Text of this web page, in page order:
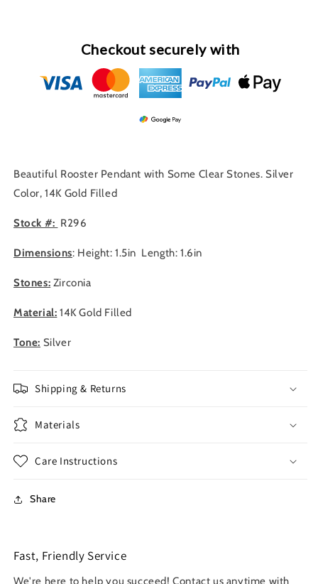
Checkout securely with
Beautiful Rooster Pendant with Some Clear Stones. Silver
Color, 14K Gold Filled
Stock #: R296
Dimensions: Height: 1.5in Length: 1.6in
Stones: Zirconia
Material: 14K Gold Filled
Tone: Silver
Shipping & Returns
Materials
Care Instructions
Share
Fast, Friendly Service
We're here to help you succeed! Contact us anytime with